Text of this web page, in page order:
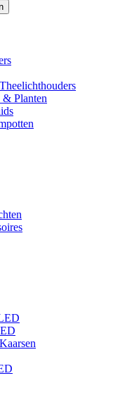
Planten